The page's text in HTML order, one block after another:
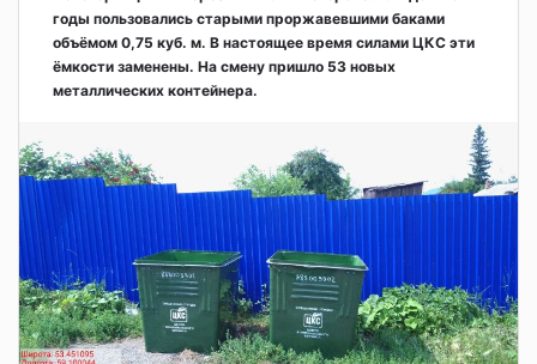
годы пользовались старыми проржавевшими баками
объёмом 0,75 куб. м. В настоящее время силами ЦКС эти
ёмкости заменены. На смену пришло 53 новых
металлических контейнера.